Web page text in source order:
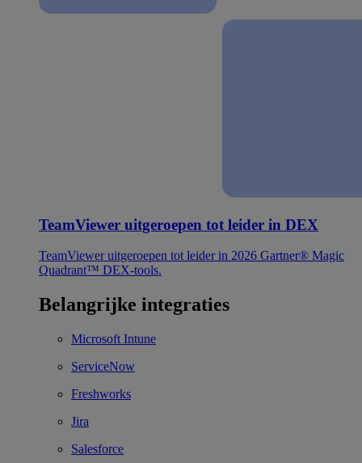
TeamViewer uitgeroepen tot leider in DEX
TeamViewer uitgeroepen tot leider in 2026 Gartner® Magic
Quadrant™ DEX-tools.
Belangrijke integraties
Microsoft Intune
ServiceNow
Freshworks
Jira
Salesforce